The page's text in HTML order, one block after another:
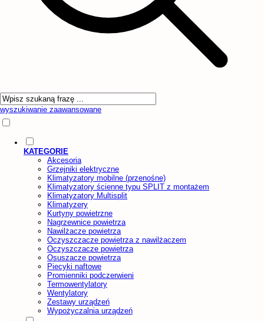
wyszukiwanie zaawansowane
KATEGORIE
Akcesoria
Grzejniki elektryczne
Klimatyzatory mobilne (przenośne)
Klimatyzatory ścienne typu SPLIT z montażem
Klimatyzatory Multisplit
Klimatyzery
Kurtyny powietrzne
Nagrzewnice powietrza
Nawilżacze powietrza
Oczyszczacze powietrza z nawilżaczem
Oczyszczacze powietrza
Osuszacze powietrza
Piecyki naftowe
Promienniki podczerwieni
Termowentylatory
Wentylatory
Zestawy urządzeń
Wypożyczalnia urządzeń